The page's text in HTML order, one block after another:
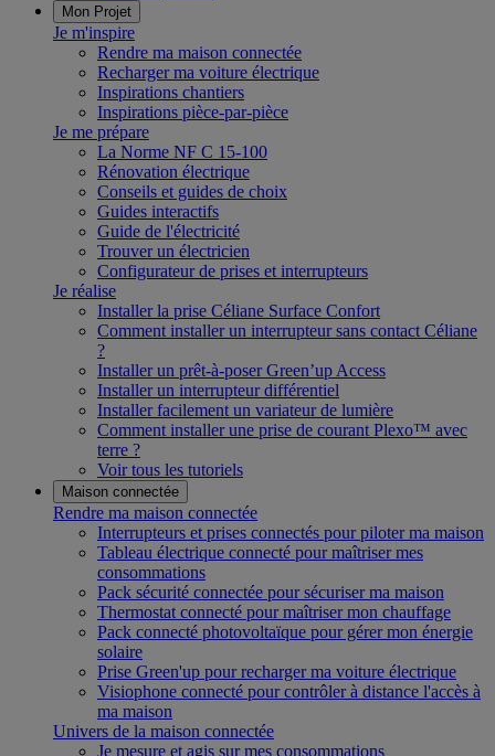
Mon Projet
Je m'inspire
Rendre ma maison connectée
Recharger ma voiture électrique
Inspirations chantiers
Inspirations pièce-par-pièce
Je me prépare
La Norme NF C 15-100
Rénovation électrique
Conseils et guides de choix
Guides interactifs
Guide de l'électricité
Trouver un électricien
Configurateur de prises et interrupteurs
Je réalise
Installer la prise Céliane Surface Confort
Comment installer un interrupteur sans contact Céliane
?
Installer un prêt-à-poser Green’up Access
Installer un interrupteur différentiel
Installer facilement un variateur de lumière
Comment installer une prise de courant Plexo™ avec
terre ?
Voir tous les tutoriels
Maison connectée
Rendre ma maison connectée
Interrupteurs et prises connectés pour piloter ma maison
Tableau électrique connecté pour maîtriser mes
consommations
Pack sécurité connectée pour sécuriser ma maison
Thermostat connecté pour maîtriser mon chauffage
Pack connecté photovoltaïque pour gérer mon énergie
solaire
Prise Green'up pour recharger ma voiture électrique
Visiophone connecté pour contrôler à distance l'accès à
ma maison
Univers de la maison connectée
Je mesure et agis sur mes consommations